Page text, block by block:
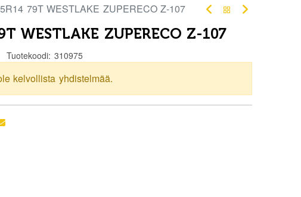
79T WESTLAKE ZUPERECO Z-107
WESTLAKE ZUPERECO Z-107
Tuotekoodi: 310975
kelvollista yhdistelmää.